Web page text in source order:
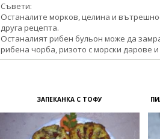
Съвети:
Останалите морков, целина и
друга рецепта.
Останалият рибен бульон може да
рибена чорба, ризото с морски дарове и
ЗАПЕКАНКА С ТОФУ